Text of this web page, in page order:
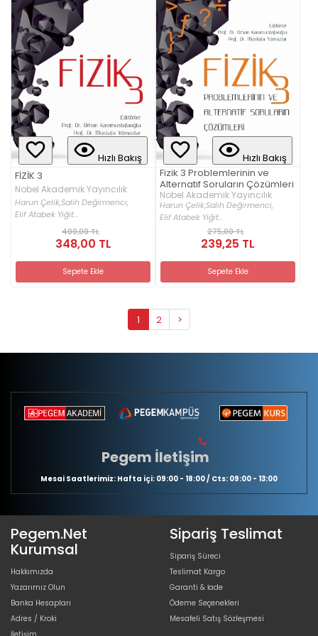
Hızlı Bakış
FİZİK 3
Nobel Akademik Yayıncılık
Harun Çelik,Salih Değirmenci,
Elif Atabek Yiğit...
400,00 TL
348,00 TL
Sepete Ekle
Hızlı Bakış
Fizik 3 Problemlerinin ve
Alternatif Soruların Çözümleri
Nobel Akademik Yayıncılık
Harun Çelik,Salih Değirmenci,
Elif Atabek Yiğit...
275,00 TL
239,25 TL
Sepete Ekle
1 2 >
Pegem İletişim
Mesai Saatlerimiz: Hafta içi: 09:00 - 18:00 / Cts: 09:00 - 13:00
Pegem.Net
Kurumsal
Hakkımızda
Yazarımız Olun
Banka Hesapları
Adres / Kroki
Sipariş Teslimat
Sipariş Süreci
Teslimat Kargo
Garanti & İade
Ödeme Seçenekleri
Mesafeli Satış Sözleşmesi